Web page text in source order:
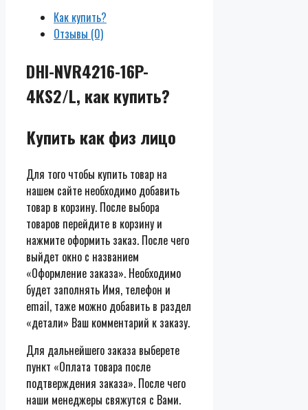
Как купить?
Отзывы (0)
DHI-NVR4216-16P-
4KS2/L, как купить?
Купить как физ лицо
Для того чтобы купить товар на
нашем сайте необходимо добавить
товар в корзину. После выбора
товаров перейдите в корзину и
нажмите оформить заказ. После чего
выйдет окно с названием
«Оформление заказа». Необходимо
будет заполнять Имя, телефон и
email, таже можно добавить в раздел
«детали» Ваш комментарий к заказу.
Для дальнейшего заказа выберете
пункт «Оплата товара после
подтверждения заказа». После чего
наши менеджеры свяжутся с Вами.